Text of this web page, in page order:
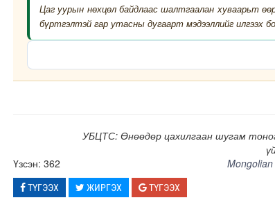
Цаг уурын нөхцөл байдлаас шалтгаалан хуваарьт
бүртгэлтэй гар утасны дугаарт мэдээллийг илгээх
УБЦТС: Өнөөдөр цахилгаан шугам
Үзсэн: 362
ТҮГЭЭХ ЖИРГЭХ ТҮГЭЭХ